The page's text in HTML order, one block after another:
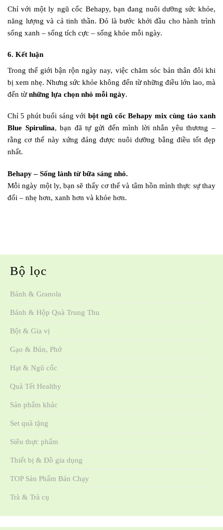
Chỉ với một ly ngũ cốc Behapy, bạn đang nuôi dưỡng sức khỏe,
năng lượng và cả tinh thần. Đó là bước khởi đầu cho hành trình
sống xanh – sống tích cực – sống khỏe mỗi ngày.
6. Kết luận
Trong thế giới bận rộn ngày nay, việc chăm sóc bản thân đôi khi
bị xem nhẹ. Nhưng sức khỏe không đến từ những điều lớn lao, mà
đến từnhững lựa chọn nhỏ mỗi ngày.
Chỉ 5 phút buổi sáng với bột ngũ cốc Behapy mix cùng tảo xanh
Blue Spirulina, bạn đã tự gửi đến mình lời nhắn yêu thương –
rằng cơ thể này xứng đáng được nuôi dưỡng bằng điều tốt đẹp
nhất.
Behapy – Sống lành từ bữa sáng nhỏ.
Mỗi ngày một ly, bạn sẽ thấy cơ thể và tâm hồn mình thực sự thay
đổi – nhẹ hơn, xanh hơn và khỏe hơn.
Bộ lọc
Bánh & Granola
Bánh & Hộp Quà Trung Thu
Bột & Gia vị
Gạo & Bún, Phở
Hạt & Ngũ cốc
Quà Tết Healthy
Sản phẩm khác
Set quà tặng
Siêu thực phẩm
Thiết bị & Đồ gia dụng
TOP Sản Phẩm Bán Chạy
Trà & Trà cụ